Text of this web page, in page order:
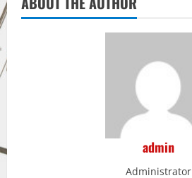
admin
Administrator